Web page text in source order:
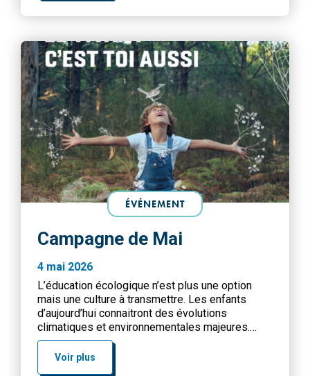
ÉVÉNEMENT
Campagne de Mai
4 mai 2026
L’éducation écologique n’est plus une option
mais une culture à transmettre. Les enfants
d’aujourd’hui connaitront des évolutions
climatiques et environnementales majeures.
Intégrer l’écologie dans leur culture citoyenne
devient donc un impératif. Il nous appartient de
les sensibiliser à ces sujets, de leur permettre
Voir plus